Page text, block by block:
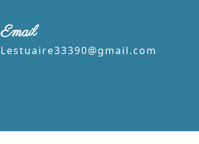
Email
lestuaire33390@gmail.com